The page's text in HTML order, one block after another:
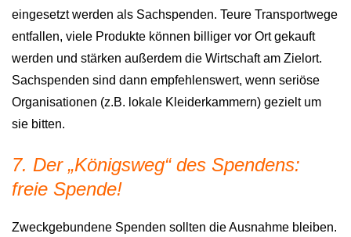
eingesetzt werden als Sachspenden. Teure Transportwege
entfallen, viele Produkte können billiger vor Ort gekauft
werden und stärken außerdem die Wirtschaft am Zielort.
Sachspenden sind dann empfehlenswert, wenn seriöse
Organisationen (z.B. lokale Kleiderkammern) gezielt um
sie bitten.
7. Der „Königsweg“ des Spendens:
freie Spende!
Zweckgebundene Spenden sollten die Ausnahme bleiben.